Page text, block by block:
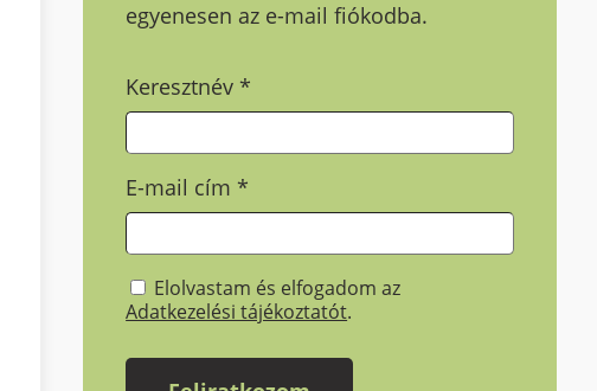
egyenesen az e-mail fiókodba.
Keresztnév*
E-mail cím*
Elolvastam és elfogadom az
Adatkezelési tájékoztatót.